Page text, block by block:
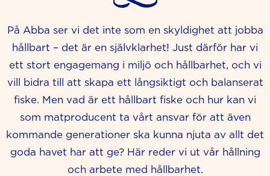
På Abba ser vi det inte som en skyldighet att jobba
hållbart – det är en självklarhet! Just därför har vi
ett stort engagemang i miljö och hållbarhet, och vi
vill bidra till att skapa ett långsiktigt och balanserat
fiske. Men vad är ett hållbart fiske och hur kan vi
som matproducent ta vårt ansvar för att även
kommande generationer ska kunna njuta av allt det
goda havet har att ge? Här reder vi ut vår hållning
och arbete med hållbarhet.